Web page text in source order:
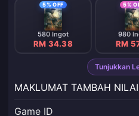
5% OFF
580 Ingot
RM 34.38
5%
980
RM
Tunjukkan
MAKLUMAT TAMBAH NILAI
Game ID